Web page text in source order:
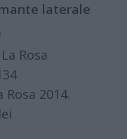
laterale
Rosa
2014.